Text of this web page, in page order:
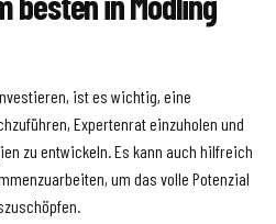
ist es wichtig, eine
Expertenrat einzuholen und
zu entwickeln. Es kann auch hilfreich
um das volle Potenzial